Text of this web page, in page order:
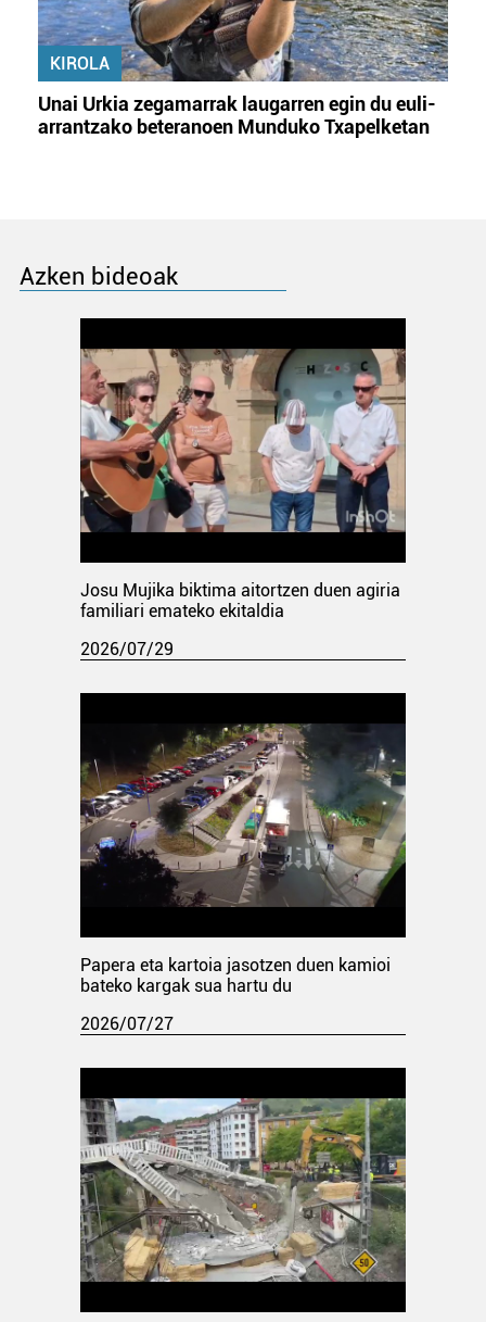
KIROLA
Unai Urkia zegamarrak laugarren egin du euli-
arrantzako beteranoen Munduko Txapelketan
Azken bideoak
Josu Mujika biktima aitortzen duen agiria
familiari emateko ekitaldia
2026/07/29
Papera eta kartoia jasotzen duen kamioi
bateko kargak sua hartu du
2026/07/27